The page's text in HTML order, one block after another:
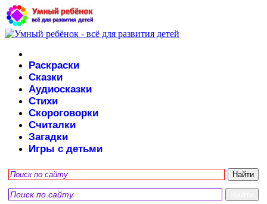
Раскраски
Сказки
Аудиосказки
Стихи
Скороговорки
Считалки
Загадки
Игры с детьми